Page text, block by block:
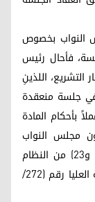
النواب بخصوص
فأحال رئيس
اللذينِ
جلسة منعقدة
بأحكام المادة
من قانون مجلس النواب
وتشكيلاته رقم 13 لسنة 2018، والمادتين (6 و23) من النظام
الداخلي لمجلس النواب، وقرار المحكمة الاتحادية العليا رقم (272/